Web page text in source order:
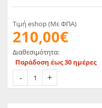
Τιμή eshop (Με ΦΠΑ)
210,00€
Διαθεσιμότητα:
Παράδοση έως 30 ημέρες